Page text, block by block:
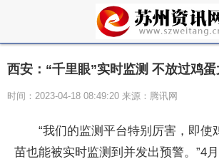
西安：“千里眼”实时监测 不放过鸡
时间：2023-04-18 08:49:20 来源：腾讯网
“我们的监测平台特别厉害，即使
苗也能被实时监测到并发出预警。”4